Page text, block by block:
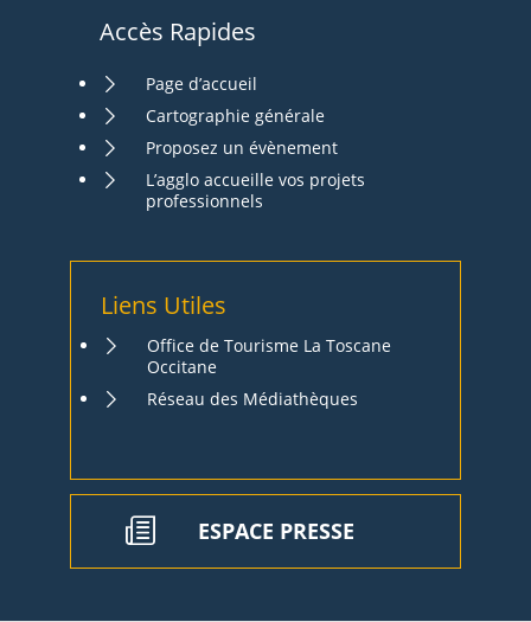
Accès Rapides
Page d’accueil
Cartographie générale
Proposez un évènement
L’agglo accueille vos projets
professionnels
Liens Utiles
Office de Tourisme La Toscane
Occitane
Réseau des Médiathèques
ESPACE PRESSE